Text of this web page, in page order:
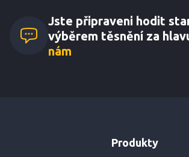
Jste připraveni hodit
výběrem těsnění za
nám
Produkty